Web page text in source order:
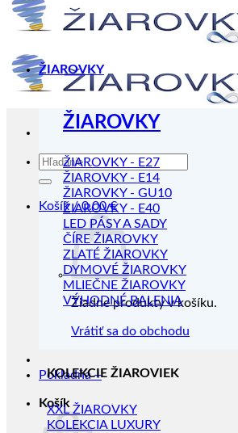
Hľadať:
Košík /0.00€
Žiadne produkty v košíku.
Vrátiť sa do obchodu
Pokladňa +
Košík
ŽIAROVKY
ŽIAROVKY
ŽIAROVKY - E27
ŽIAROVKY - E14
ŽIAROVKY - GU10
ŽIAROVKY - E40
LED PÁSY A SADY
ČÍRE ŽIAROVKY
ZLATÉ ŽIAROVKY
DYMOVÉ ŽIAROVKY
MLIEČNE ŽIAROVKY
VÝHODNÉ BALENIA
KOLEKCIE ŽIAROVIEK
XXL ŽIAROVKY
KOLEKCIA LUXURY